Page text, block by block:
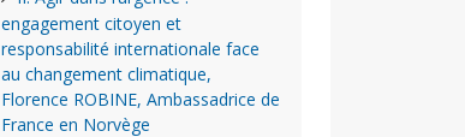
engagement citoyen et
responsabilité internationale face
au changement climatique,
Florence ROBINE, Ambassadrice de
France en Norvège